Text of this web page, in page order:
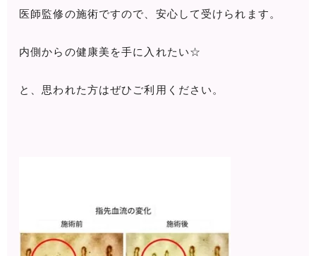
医師監修の施術ですので、安心して受けられます。
内側からの健康美を手に入れたい☆
と、思われた方はぜひご利用ください。